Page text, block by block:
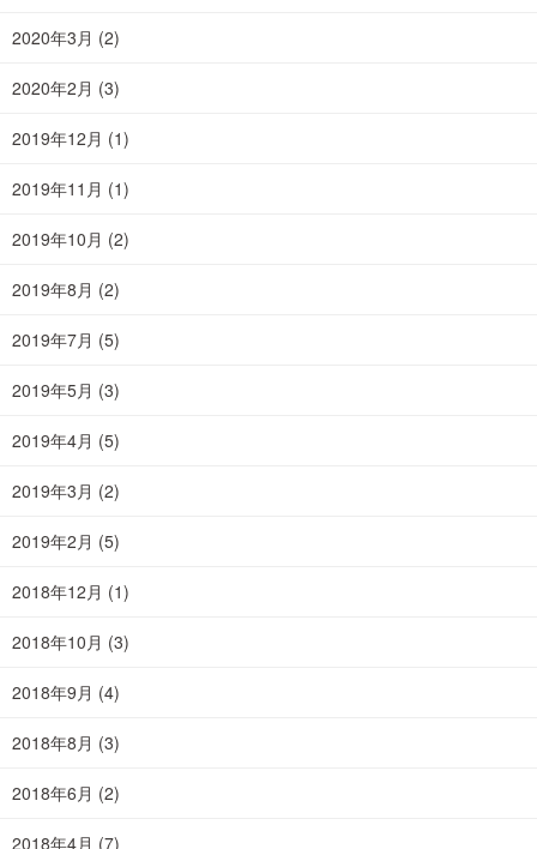
2020年3月 (2)
2020年2月 (3)
2019年12月 (1)
2019年11月 (1)
2019年10月 (2)
2019年8月 (2)
2019年7月 (5)
2019年5月 (3)
2019年4月 (5)
2019年3月 (2)
2019年2月 (5)
2018年12月 (1)
2018年10月 (3)
2018年9月 (4)
2018年8月 (3)
2018年6月 (2)
2018年4月 (7)